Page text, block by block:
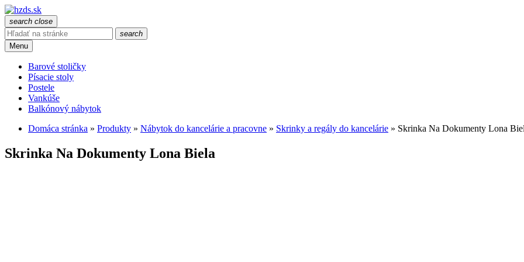
search close
search
Menu
Barové stoličky
Písacie stoly
Postele
Vankúše
Balkónový nábytok
Domáca stránka » Produkty » Nábytok do kancelárie a pracovne » Skrinky a regály do kancelárie » Skrinka Na Dokumenty Lona
Skrinka Na Dokumenty Lona Biela